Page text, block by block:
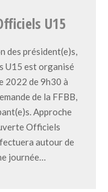
U15
des président(e)s,
U15 est organisé
2022 de 9h30 à
de la FFBB,
Approche
Officiels
autour de
journée…